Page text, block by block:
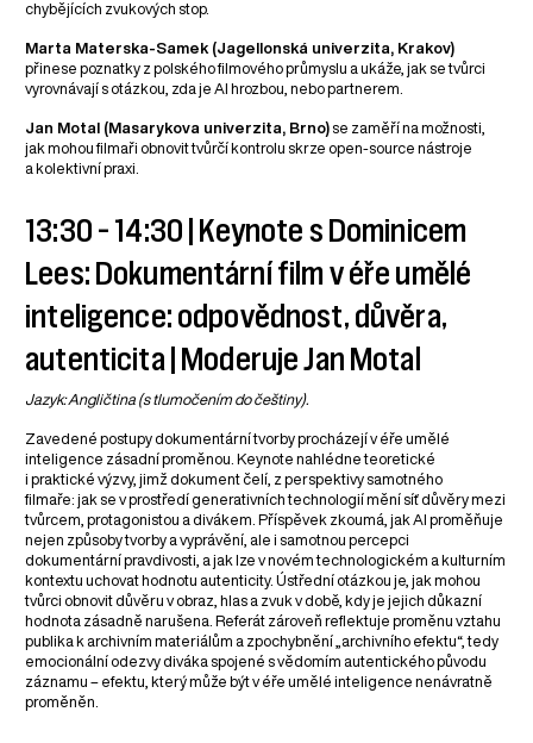
chybějících zvukových stop.
Marta Materska-Samek (Jagellonská univerzita, Krakov)
přinese poznatky z polského filmového průmyslu a ukáže, jak se tvůrci
vyrovnávají s otázkou, zda je AI hrozbou, nebo partnerem.
Jan Motal (Masarykova univerzita, Brno) se zaměří na možnosti,
jak mohou filmaři obnovit tvůrčí kontrolu skrze open-source nástroje
a kolektivní praxi.
13:30 – 14:30 | Keynote s Dominicem
Lees: Dokumentární film v éře umělé
inteligence: odpovědnost, důvěra,
autenticita | Moderuje Jan Motal
Jazyk: Angličtina (s tlumočením do češtiny).
Zavedené postupy dokumentární tvorby procházejí v éře umělé
inteligence zásadní proměnou. Keynote nahlédne teoretické
i praktické výzvy, jimž dokument čelí, z perspektivy samotného
filmaře: jak se v prostředí generativních technologií mění síť důvěry mezi
tvůrcem, protagonistou a divákem. Příspěvek zkoumá, jak AI proměňuje
nejen způsoby tvorby a vyprávění, ale i samotnou percepci
dokumentární pravdivosti, a jak lze v novém technologickém a kulturním
kontextu uchovat hodnotu autenticity. Ústřední otázkou je, jak mohou
tvůrci obnovit důvěru v obraz, hlas a zvuk v době, kdy je jejich důkazní
hodnota zásadně narušena. Referát zároveň reflektuje proměnu vztahu
publika k archivním materiálům a zpochybnění „archivního efektu“, tedy
emocionální odezvy diváka spojené s vědomím autentického původu
záznamu – efektu, který může být v éře umělé inteligence nenávratně
proměněn.